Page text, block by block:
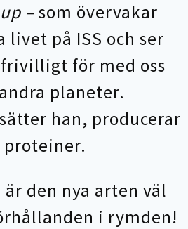
–som övervakar
på ISS och ser
för med oss
planeter.
han, producerar
proteiner.
den nya arten väl
i rymden!